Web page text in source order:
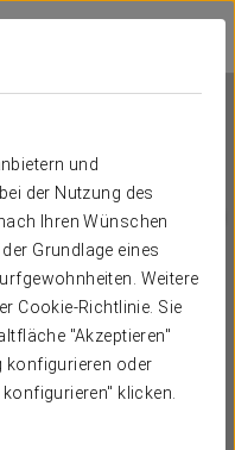
und
der Nutzung des
Ihren Wünschen
Grundlage eines
Weitere
Cookie-Richtlinie. Sie
"Akzeptieren"
konfigurieren oder
klicken.
de Vallejo